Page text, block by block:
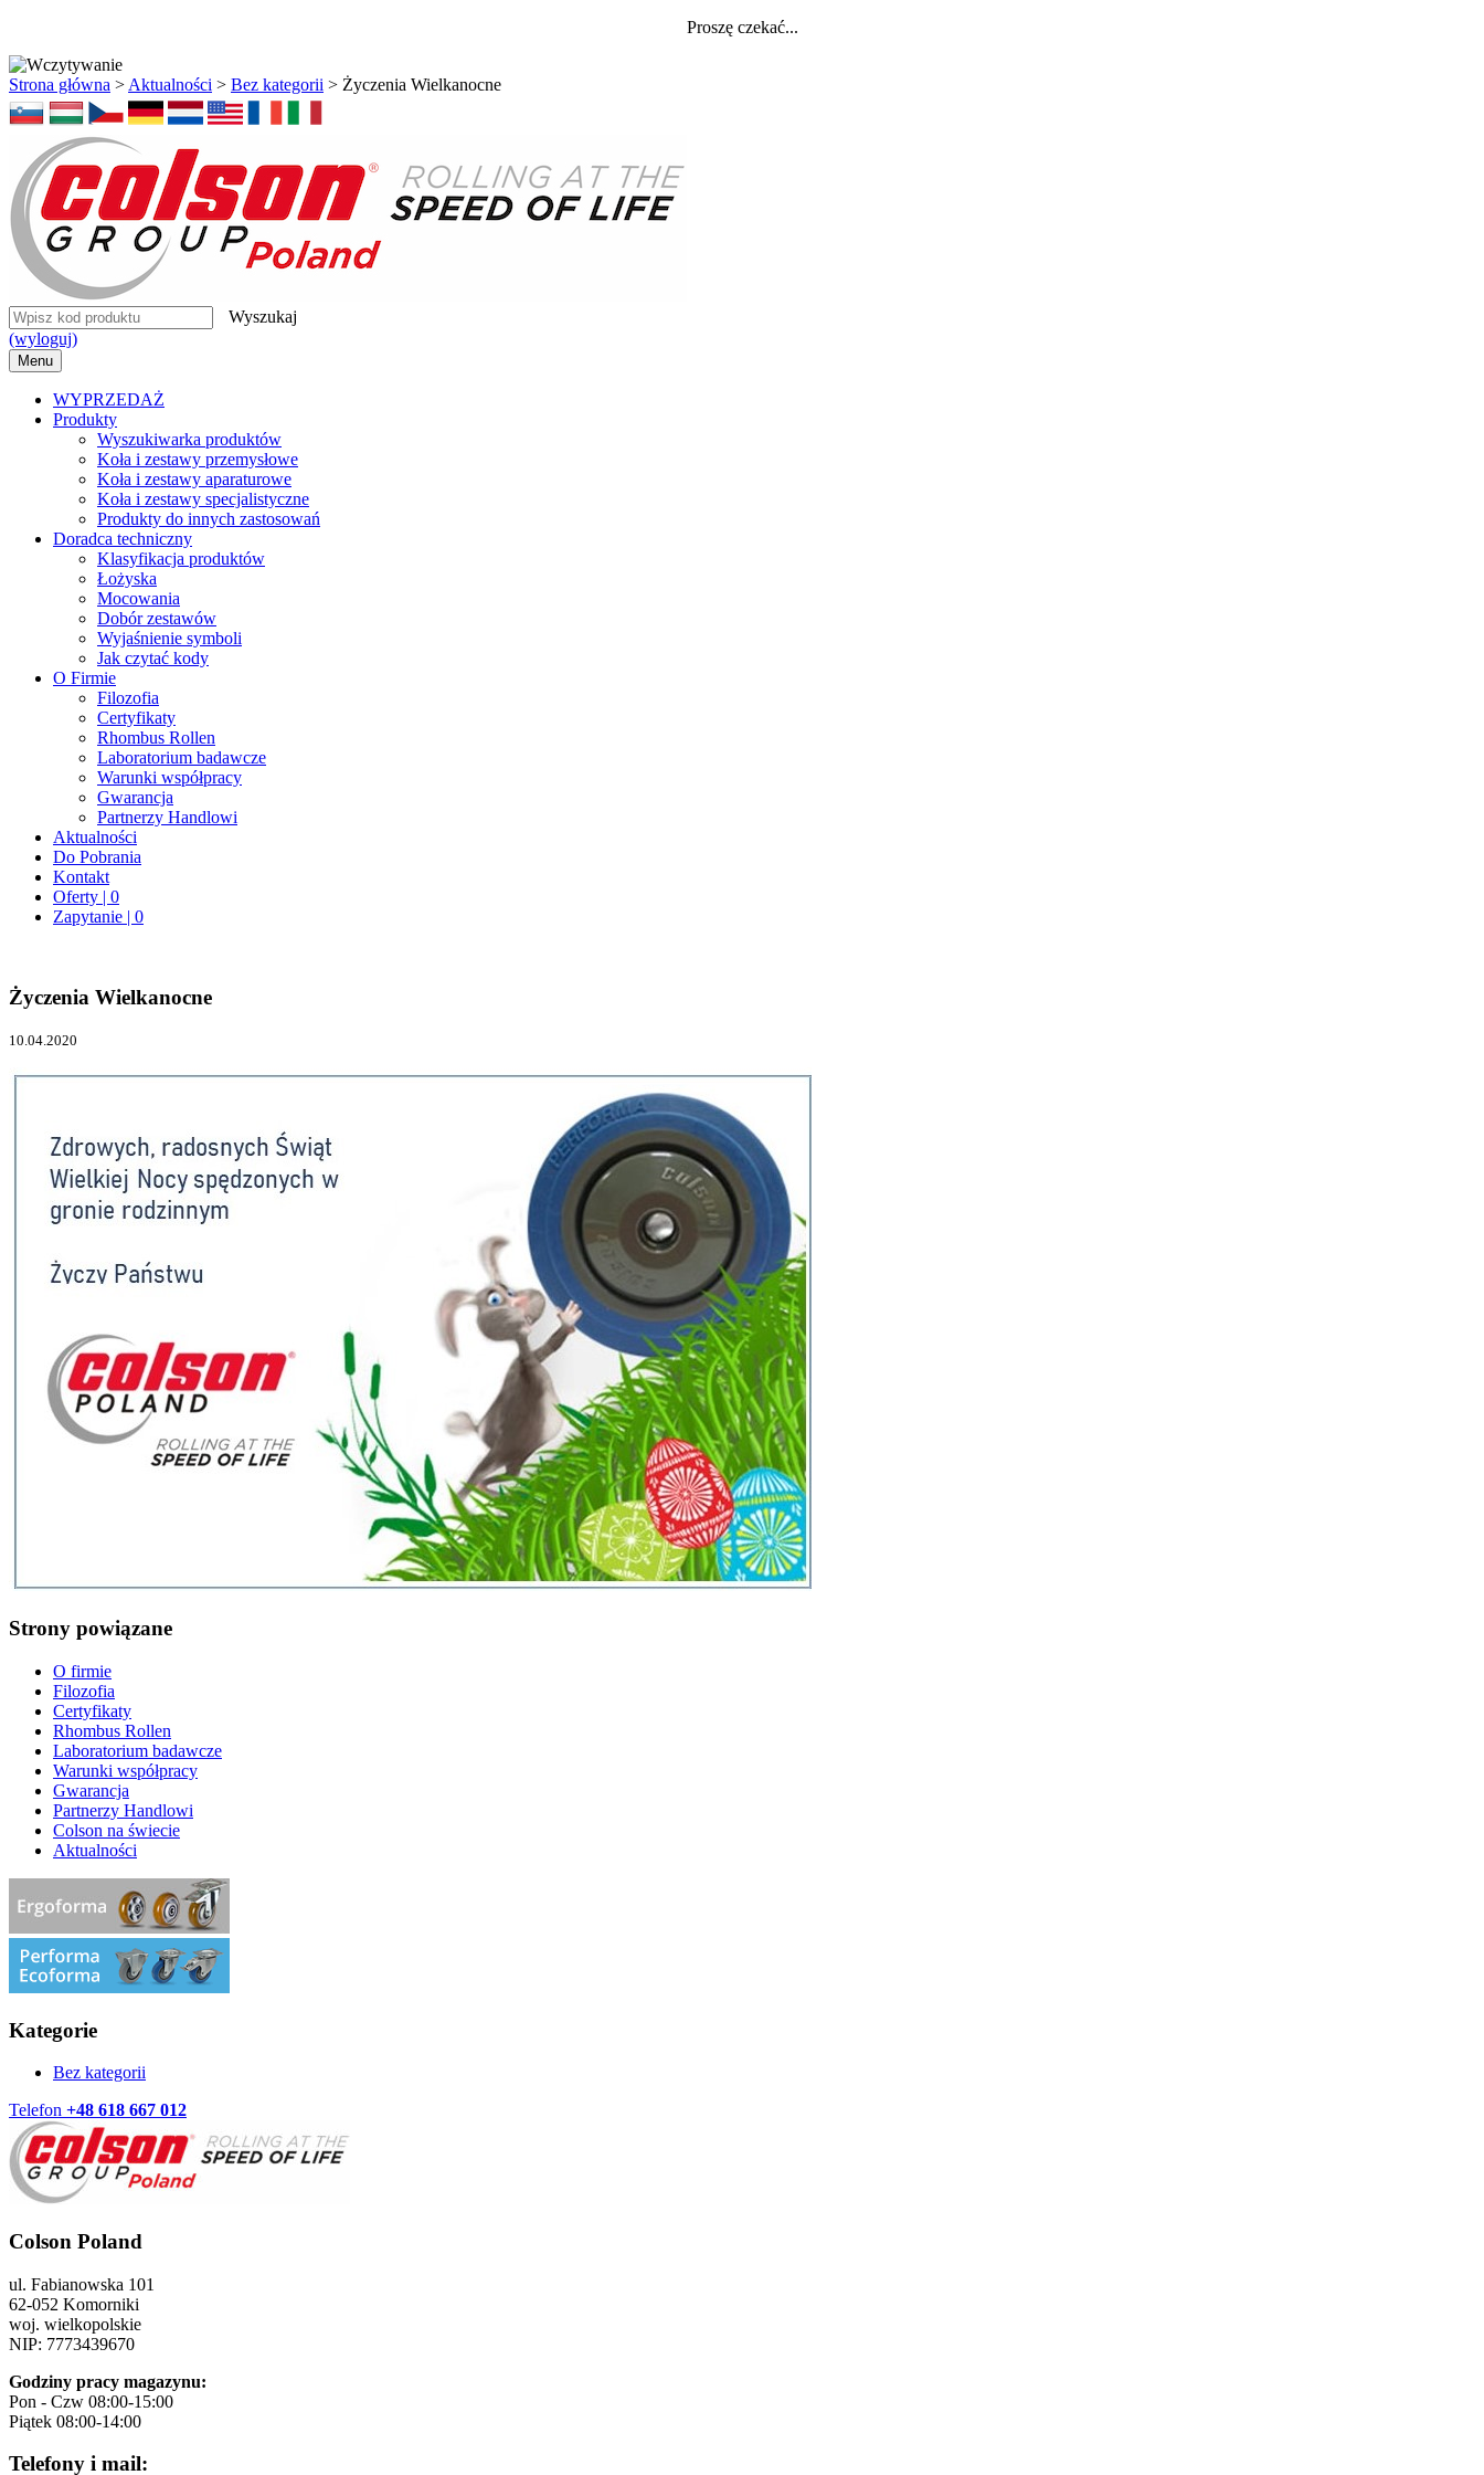
Proszę czekać...
Strona główna > Aktualności > Bez kategorii > Życzenia Wielkanocne
Wyszukaj
(wyloguj)
Menu
WYPRZEDAŻ
Produkty
Wyszukiwarka produktów
Koła i zestawy przemysłowe
Koła i zestawy aparaturowe
Koła i zestawy specjalistyczne
Produkty do innych zastosowań
Doradca techniczny
Klasyfikacja produktów
Łożyska
Mocowania
Dobór zestawów
Wyjaśnienie symboli
Jak czytać kody
O Firmie
Filozofia
Certyfikaty
Rhombus Rollen
Laboratorium badawcze
Warunki współpracy
Gwarancja
Partnerzy Handlowi
Aktualności
Do Pobrania
Kontakt
Oferty | 0
Zapytanie | 0
Życzenia Wielkanocne
10.04.2020
Strony powiązane
O firmie
Filozofia
Certyfikaty
Rhombus Rollen
Laboratorium badawcze
Warunki współpracy
Gwarancja
Partnerzy Handlowi
Colson na świecie
Aktualności
Kategorie
Bez kategorii
Telefon +48 618 667 012
Colson Poland
ul. Fabianowska 101
62-052 Komorniki
woj. wielkopolskie
NIP: 7773439670
Godziny pracy magazynu:
Pon - Czw 08:00-15:00
Piątek 08:00-14:00
Telefony i mail: